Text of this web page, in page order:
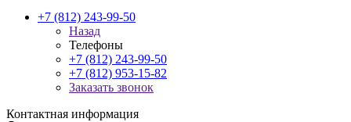
+7 (812) 243-99-50
Назад
Телефоны
+7 (812) 243-99-50
+7 (812) 953-15-82
Заказать звонок
Контактная информация